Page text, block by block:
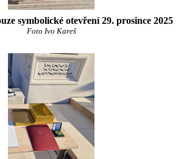
symbolické otevření 29. prosince 2025
Foto Ivo Kareš